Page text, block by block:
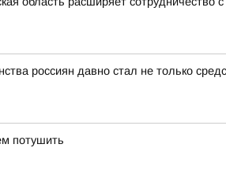
россиян давно стал не только
потушить